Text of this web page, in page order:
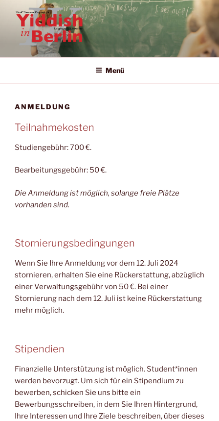
Inhalt
springen
YIDDISH IN BERLIN
The 4th Summer Program for Yiddish Language and Literature in
Menü
ANMELDUNG
Teilnahmekosten
Studiengebühr: 700 €.
Bearbeitungsgebühr: 50 €.
Die Anmeldung ist möglich, solange freie Plätze
vorhanden sind.
Stornierungsbedingungen
Wenn Sie Ihre Anmeldung vor dem 12. Juli 2024
stornieren, erhalten Sie eine Rückerstattung, abzüglich
einer Verwaltungsgebühr von 50 €. Bei einer
Stornierung nach dem 12. Juli ist keine Rückerstattung
mehr möglich.
Stipendien
Finanzielle Unterstützung ist möglich. Student*innen
werden bevorzugt. Um sich für ein Stipendium zu
bewerben, schicken Sie uns bitte ein
Bewerbungsschreiben, in dem Sie Ihren Hintergrund,
Ihre Interessen und Ihre Ziele beschreiben, über dieses